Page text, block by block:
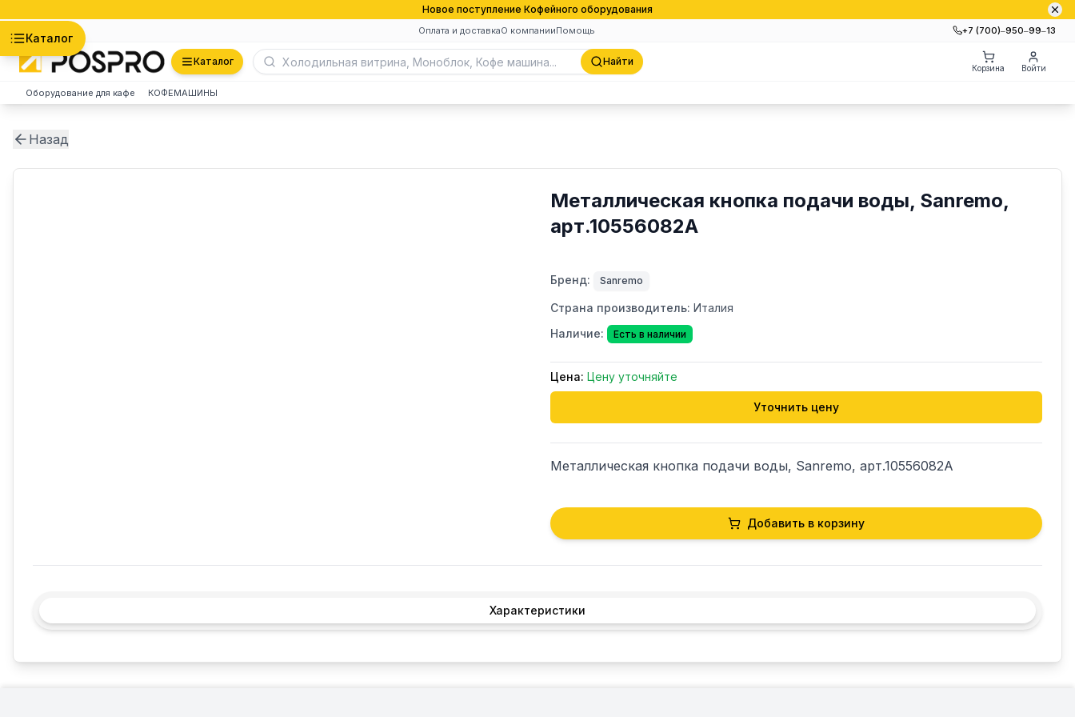
Новое поступление Кофейного оборудования
Оплата и доставкаО компанииПомощь +7 (700)‒950‒99‒13
Каталог
Каталог Найти
Корзина Войти
Оборудование для кафе КОФЕМАШИНЫ
Назад
Металлическая кнопка подачи воды, Sanremo,
арт.10556082A
Бренд: Sanremo
Страна производитель: Италия
Наличие:
Есть в наличии
Цена: Цену уточняйте
Уточнить цену
Металлическая кнопка подачи воды, Sanremo, арт.10556082A
Добавить в корзину
Характеристики